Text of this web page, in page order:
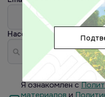
Населённый пункт ?
Я ознакомлен с
материалов и